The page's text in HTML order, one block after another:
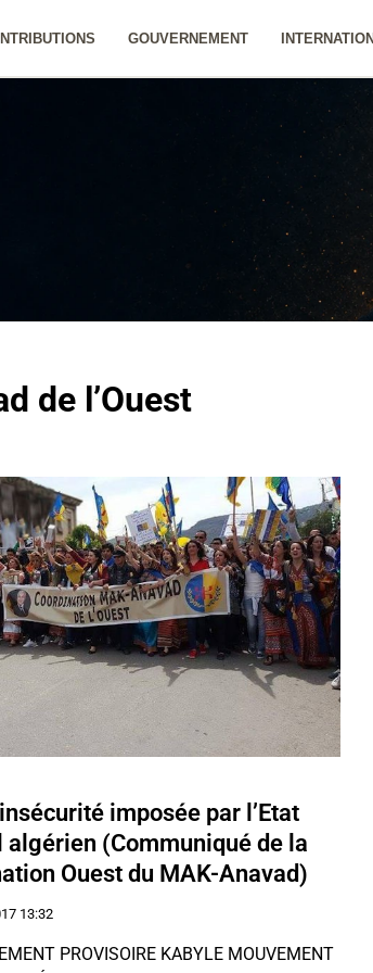
GOUVERNEMENT
de l’Ouest
imposée par l’Etat
algérien (Communiqué de la
Ouest du MAK-Anavad)
13:32
PROVISOIRE KABYLE MOUVEMENT